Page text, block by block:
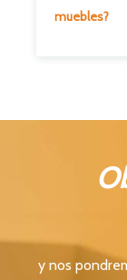
muebles?
y nos